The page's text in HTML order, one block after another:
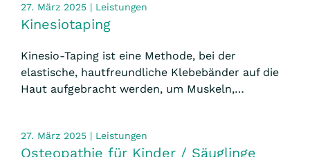
27. März 2025 | Leistungen
Kinesiotaping
Kinesio-Taping ist eine Methode, bei der
elastische, hautfreundliche Klebebänder auf die
Haut aufgebracht werden, um Muskeln,…
27. März 2025 | Leistungen
Osteopathie für Kinder / Säuglinge